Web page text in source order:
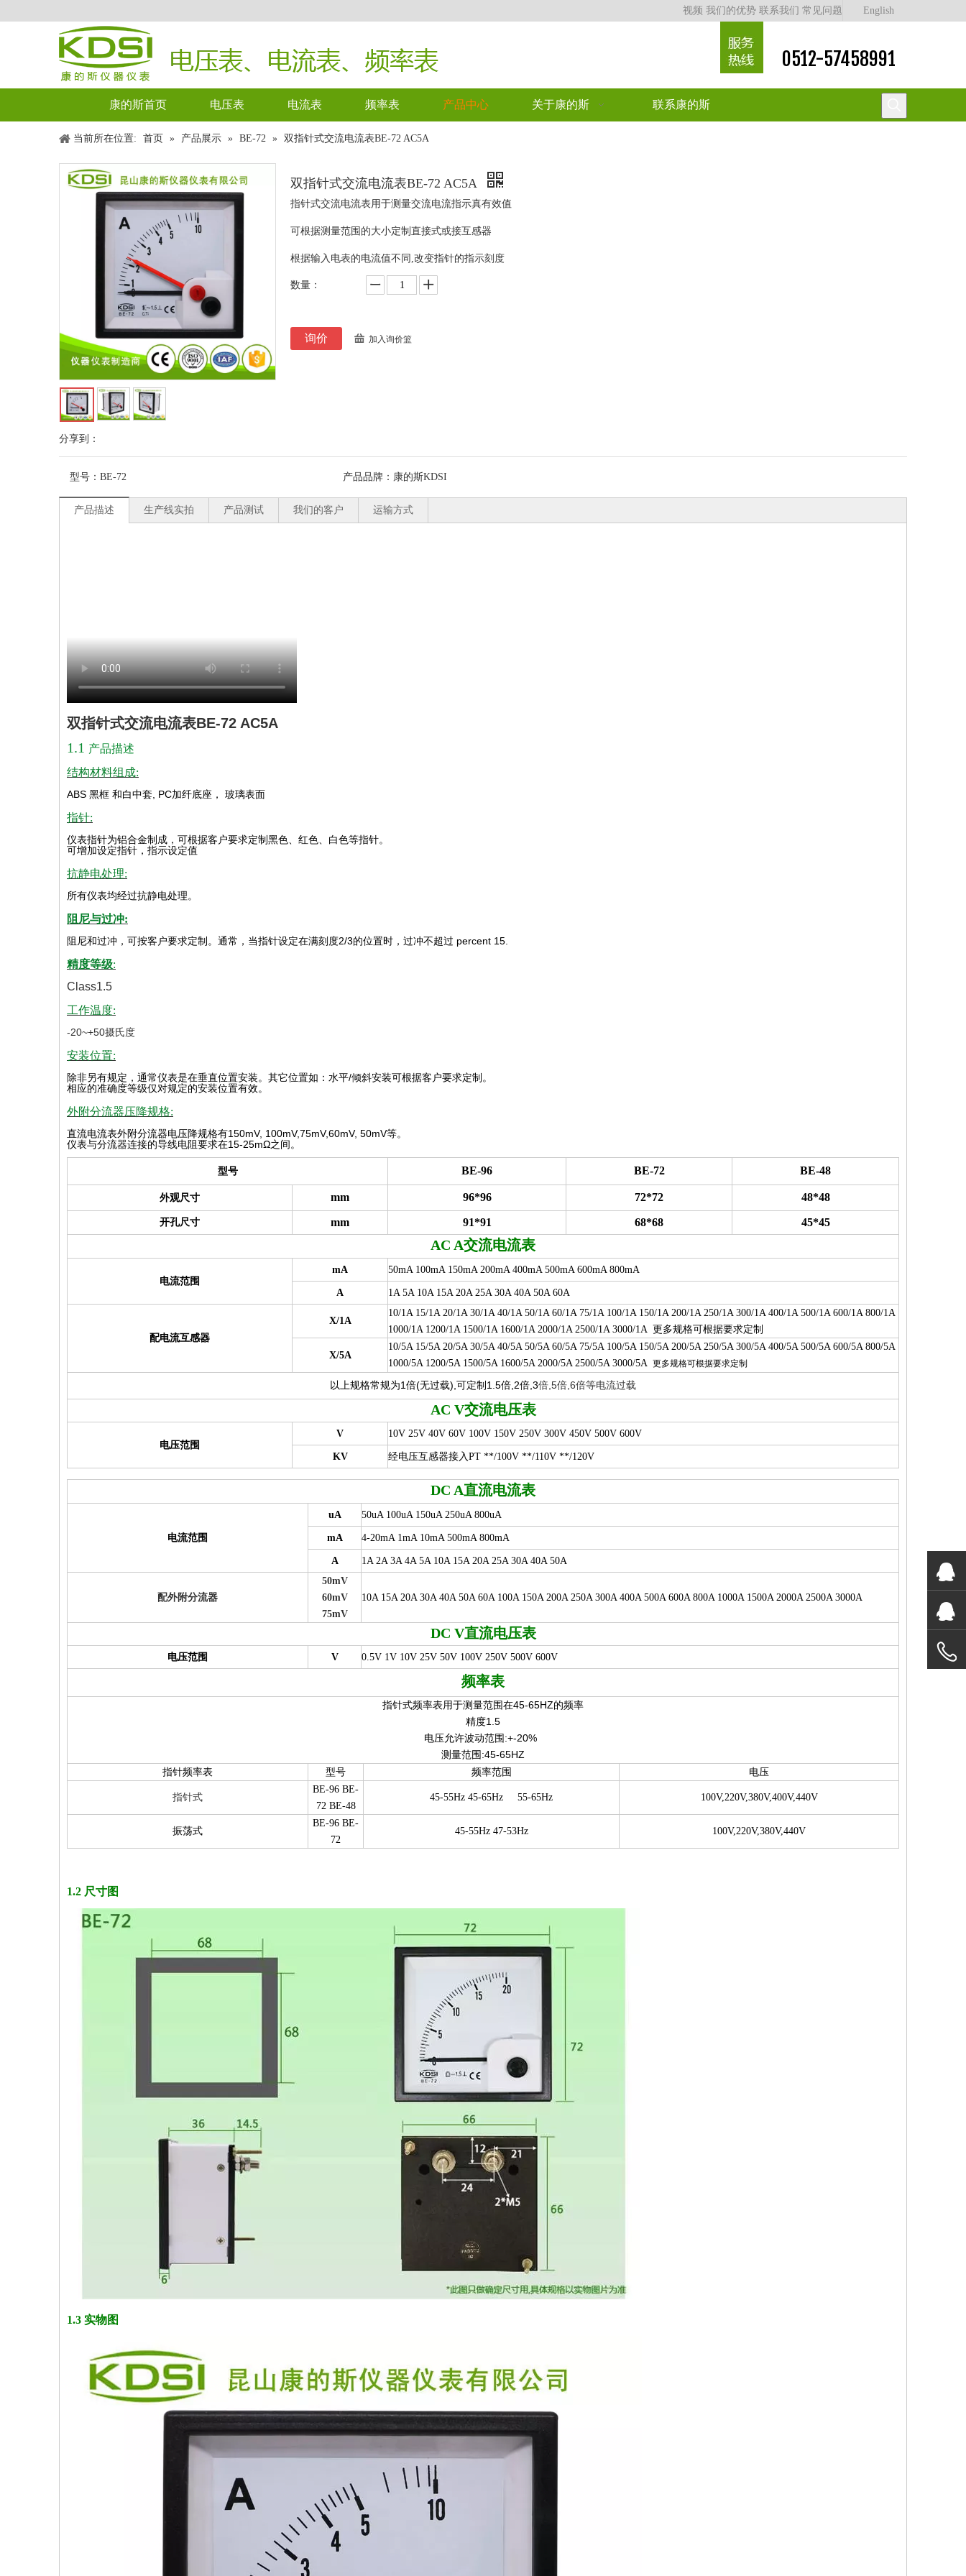
视频 我们的优势 联系我们 常见问题 English
0512-57458991
康的斯首页 电压表 电流表 频率表 产品中心 关于康的斯 联系康的斯
当前所在位置: 首页 » 产品展示 » BE-72 » 双指针式交流电流表BE-72 AC5A
分享到：
双指针式交流电流表BE-72 AC5A
指针式交流电流表用于测量交流电流指示真有效值
可根据测量范围的大小定制直接式或接互感器
根据输入电表的电流值不同,改变指针的指示刻度
数量：
询价 加入询价篮
型号： BE-72 产品品牌： 康的斯KDSI
产品描述 生产线实拍 产品测试 我们的客户 运输方式
双指针式交流电流表BE-72 AC5A
1.1 产品描述
结构材料组成:
ABS 黑框 和白中套 , PC加纤底座， 玻璃表面
指针:
仪表指针为铝合金制成，可根据客户要求定制黑色、红色、白色等指针。
可增加设定指针，指示设定值
抗静电处理:
所有仪表均经过抗静电处理。
阻尼与过冲:
阻尼和过冲，可按客户要求定制。通常，当指针设定在满刻度2/3的位置时，过冲不超过 percent 15.
精度等级:
Class1.5
工作温度:
-20~+50摄氏度
安装位置:
除非另有规定，通常仪表是在垂直位置安装。其它位置如：水平/倾斜安装可根据客户要求定制。
相应的准确度等级仅对规定的安装位置有效。
外附分流器压降规格:
直流电流表外附分流器电压降规格有150mV, 100mV,75mV,60mV, 50mV等。
仪表与分流器连接的导线电阻要求在15-25mΩ之间。
型号 BE-96 BE-72 BE-48
外观尺寸 mm 96*96 72*72 48*48
开孔尺寸 mm 91*91 68*68 45*45
AC A交流电流表
电流范围
mA 50mA 100mA 150mA 200mA 400mA 500mA 600mA 800mA
A 1A 5A 10A 15A 20A 25A 30A 40A 50A 60A
配电流互感器
X/1A
10/1A 15/1A 20/1A 30/1A 40/1A 50/1A 60/1A 75/1A 100/1A 150/1A 200/1A 250/1A 300/1A 400/1A 500/1A 600/1A 800/1A
1000/1A 1200/1A 1500/1A 1600/1A 2000/1A 2500/1A 3000/1A 更多规格可根据要求定制
X/5A
10/5A 15/5A 20/5A 30/5A 40/5A 50/5A 60/5A 75/5A 100/5A 150/5A 200/5A 250/5A 300/5A 400/5A 500/5A 600/5A 800/5A
1000/5A 1200/5A 1500/5A 1600/5A 2000/5A 2500/5A 3000/5A 更多规格可根据要求定制
以上规格常规为1倍(无过载),可定制1.5倍,2倍,3倍,5倍,6倍等电流过载
AC V交流电压表
电压范围
V 10V 25V 40V 60V 100V 150V 250V 300V 450V 500V 600V
KV 经电压互感器接入PT **/100V **/110V **/120V
DC A直流电流表
电流范围
uA 50uA 100uA 150uA 250uA 800uA
mA 4-20mA 1mA 10mA 500mA 800mA
A 1A 2A 3A 4A 5A 10A 15A 20A 25A 30A 40A 50A
配外附分流器
50mV
60mV
75mV
10A 15A 20A 30A 40A 50A 60A 100A 150A 200A 250A 300A 400A 500A 600A 800A 1000A 1500A 2000A 2500A 3000A
DC V直流电压表
电压范围 V 0.5V 1V 10V 25V 50V 100V 250V 500V 600V
频率表
指针式频率表用于测量范围在45-65HZ的频率
精度1.5
电压允许波动范围:+-20%
测量范围:45-65HZ
指针频率表 型号 频率范围 电压
指针式
BE-96 BE-
72 BE-48
45-55Hz 45-65Hz 55-65Hz 100V,220V,380V,400V,440V
振荡式
BE-96 BE-
72
45-55Hz 47-53Hz 100V,220V,380V,440V
1.2 尺寸图
1.3 实物图